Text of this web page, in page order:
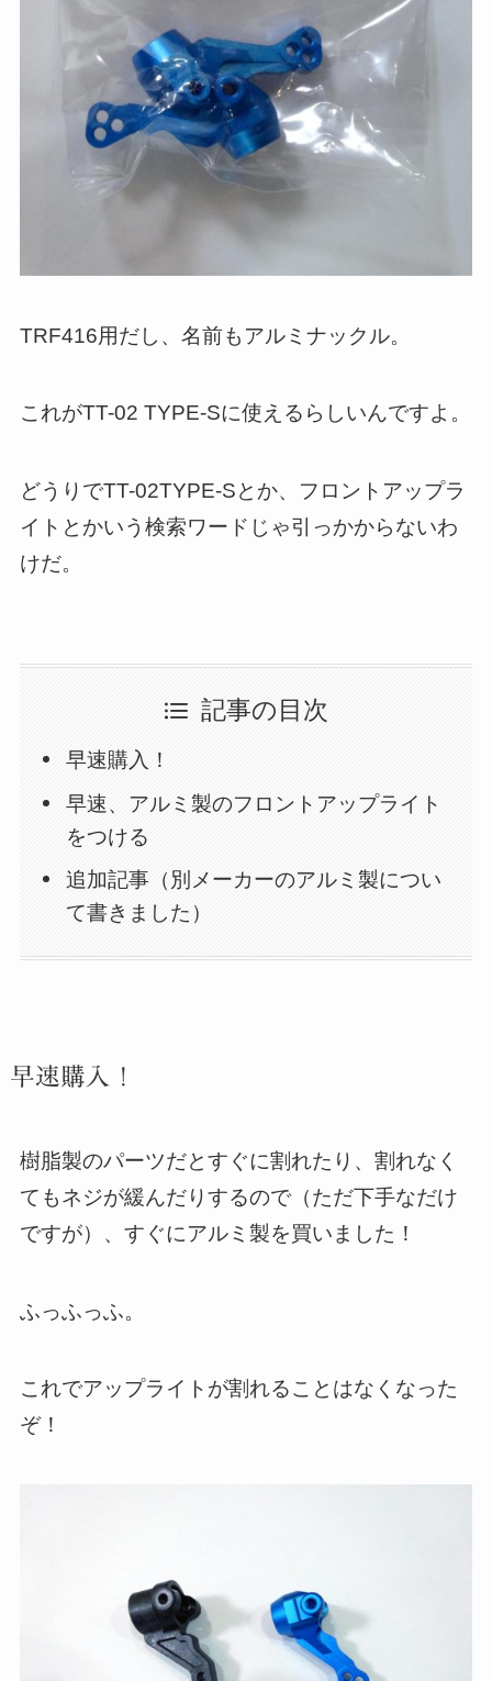
TRF416用だし、名前もアルミナックル。
これがTT-02 TYPE-Sに使えるらしいんですよ。
どうりでTT-02TYPE-Sとか、フロントアップラ
イトとかいう検索ワードじゃ引っかからないわ
けだ。
記事の目次
早速購入！
早速、アルミ製のフロントアップライト
をつける
追加記事（別メーカーのアルミ製につい
て書きました）
早速購入！
樹脂製のパーツだとすぐに割れたり、割れなく
てもネジが緩んだりするので（ただ下手なだけ
ですが）、すぐにアルミ製を買いました！
ふっふっふ。
これでアップライトが割れることはなくなった
ぞ！